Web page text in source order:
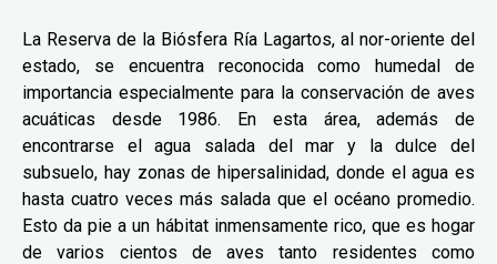
La Reserva de la Biósfera Ría Lagartos, al nor-oriente del
estado, se encuentra reconocida como humedal de
importancia especialmente para la conservación de aves
acuáticas desde 1986. En esta área, además de
encontrarse el agua salada del mar y la dulce del
subsuelo, hay zonas de hipersalinidad, donde el agua es
hasta cuatro veces más salada que el océano promedio.
Esto da pie a un hábitat inmensamente rico, que es hogar
de varios cientos de aves tanto residentes como